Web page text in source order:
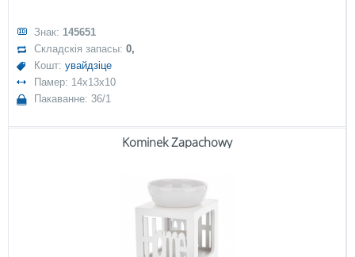
Знак: 145651
Складскія запасы:0,
Кошт:увайдзіце
Памер: 14x13x10
Пакаванне: 36/1
Kominek Zapachowy